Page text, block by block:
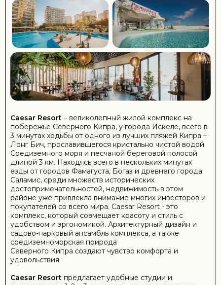
удовольствия и комфорта в любое время года.
Комплекс отлично подходит как для отдыха, так и для
постоянного проживания. Инфраструктура комплекса
хорошо продумана и предлагает обширный спектр
разнообразных услуг: бассейны, детские и спортивные
площадки, детский сад и детский образовательный
центр, аттракционы и спортивный зал, СПА-центр и
ресторан, мини-маркет, бесплатный трансфер на пляж
и рынок Искеле, а также многое другое сделают ваш
отдых на море радостным и
комфортным.
Инфраструктура комплекса:
Охрана 24/7
2 крытых и 12 открытых бассейнов
Все виды массажа и обертывания
Салон красоты и парикмахерская
СПА Мертвого Моря
Сауна
Ресторан и Бар Lucca
Ресторан роскошной кухни Caleo
Кафе и пекарня Cafe Paris
Vino Wine - винный бар и тапас
Pamukkale лаунж-бар
Зоны для барбекю
Детский сад
Детская площадка
Игровой корабль
Крытый детский клуб
Образовательный центр
Детские площадка Крытая
Аркада (бильярд, видео игры, настольный теннис)
Стена для скалолазания
Программа анимации (летом)
Супермаркет
Караоке и клуб
Офис обслуживания
Карта лояльности
Провайдер интернет-услуг
Туристическое агентство
Прачечная